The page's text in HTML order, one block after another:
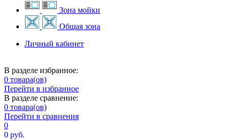
Зона мойки
Общая зона
Личный кабинет
В разделе избранное:
0 товара(ов)
Перейти в избранное
В разделе сравнение:
0 товара(ов)
Перейти в сравнения
0
0 руб.